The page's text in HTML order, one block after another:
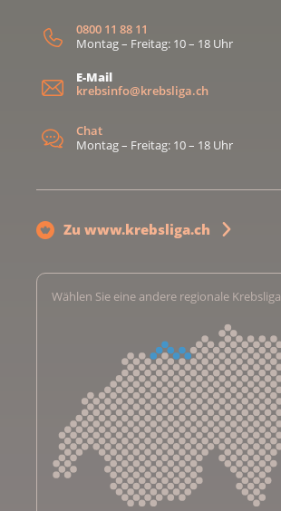
0800 11 88 11
Montag – Freitag: 10 – 18 Uhr
E-Mail
krebsinfo@krebsliga.ch
Chat
Montag – Freitag: 10 – 18 Uhr
Zu www.krebsliga.ch
Wählen Sie eine andere regionale Krebsliga